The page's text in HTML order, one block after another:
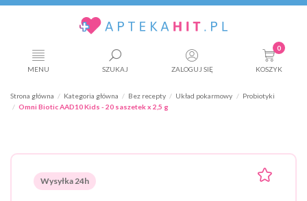
MENU SZUKAJ ZALOGUJ SIĘ
0
KOSZYK
Strona główna Kategoria główna Bez recepty Układ pokarmowy
Probiotyki
Omni Biotic AAD10 Kids - 20 saszetek x 2,5 g
Wysyłka 24h